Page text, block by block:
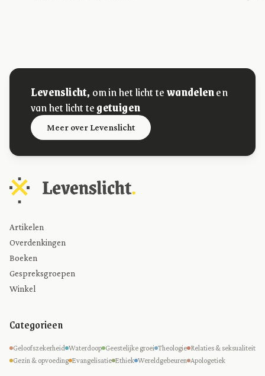
Levenslicht, om in het licht tewandelenen
van het licht tegetuigen
Meer over Levenslicht
Artikelen
Overdenkingen
Boeken
Gespreksgroepen
Winkel
Categorieen
Geloofszekerheid Waterdoop Geestelijke groei Theologie Relaties & seksualiteit
Gezin & opvoeding Evangelisatie Ethiek Wereldgebeuren Apologetiek